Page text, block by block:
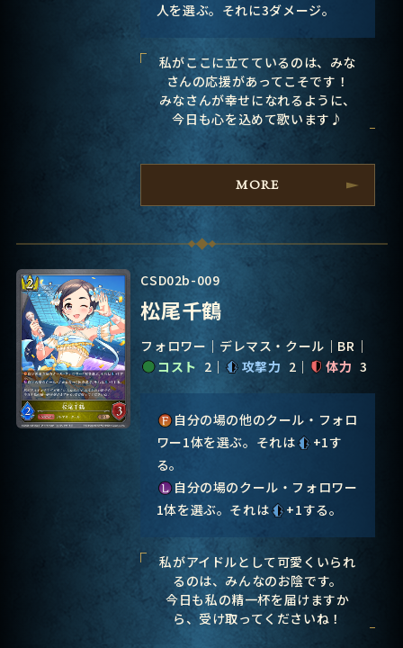
人を選ぶ。それに3ダメージ。
私がここに立てているのは、みな
さんの応援があってこそです！
みなさんが幸せになれるように、
今日も心を込めて歌います♪
MORE
CSD02b-009
松尾千鶴
フォロワー デレマス・クール
BR
コスト 2 攻撃力 2 体力 3
自分の場の他のクール・フォロ
ワー1体を選ぶ。それは
+1す
る。
自分の場のクール・フォロワー
1体を選ぶ。それは
+1する。
私がアイドルとして可愛くいられ
るのは、みんなのお陰です。
今日も私の精一杯を届けますか
ら、受け取ってくださいね！